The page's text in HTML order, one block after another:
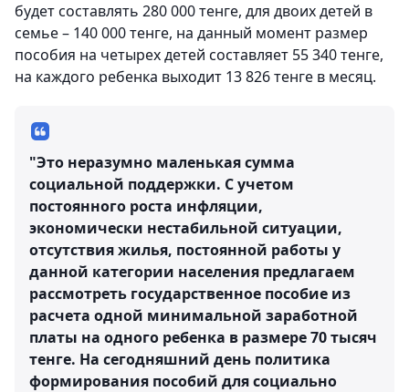
будет составлять 280 000 тенге, для двоих детей в
семье – 140 000 тенге, на данный момент размер
пособия на четырех детей составляет 55 340 тенге,
на каждого ребенка выходит 13 826 тенге в месяц.
"Это неразумно маленькая сумма
социальной поддержки. С учетом
постоянного роста инфляции,
экономически нестабильной ситуации,
отсутствия жилья, постоянной работы у
данной категории населения предлагаем
рассмотреть государственное пособие из
расчета одной минимальной заработной
платы на одного ребенка в размере 70 тысяч
тенге. На сегодняшний день политика
формирования пособий для социально